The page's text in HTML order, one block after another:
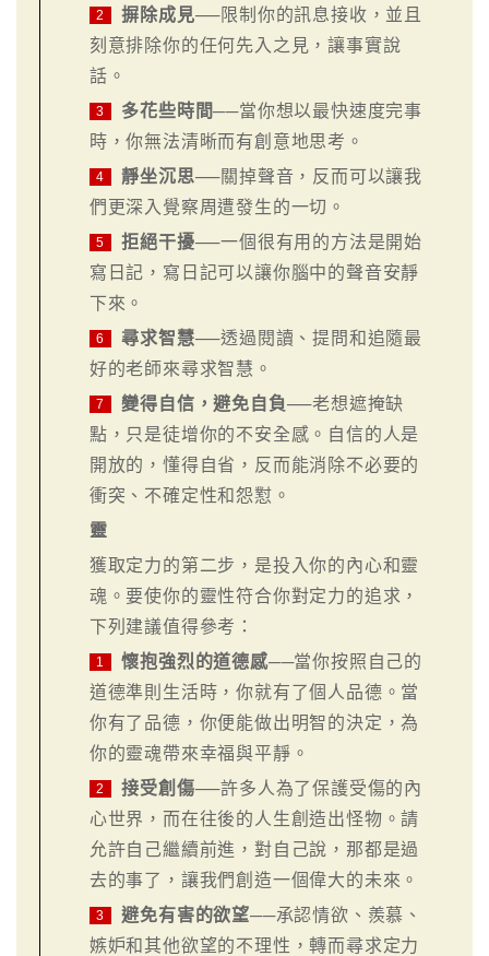
2 摒除成見──限制你的訊息接收，並且
刻意排除你的任何先入之見，讓事實說
話。
3 多花些時間──當你想以最快速度完事
時，你無法清晰而有創意地思考。
4 靜坐沉思──關掉聲音，反而可以讓我
們更深入覺察周遭發生的一切。
5 拒絕干擾──一個很有用的方法是開始
寫日記，寫日記可以讓你腦中的聲音安靜
下來。
6 尋求智慧──透過閱讀、提問和追隨最
好的老師來尋求智慧。
7 變得自信，避免自負──老想遮掩缺
點，只是徒增你的不安全感。自信的人是
開放的，懂得自省，反而能消除不必要的
衝突、不確定性和怨懟。
靈
獲取定力的第二步，是投入你的內心和靈
魂。要使你的靈性符合你對定力的追求，
下列建議值得參考：
1 懷抱強烈的道德感──當你按照自己的
道德準則生活時，你就有了個人品德。當
你有了品德，你便能做出明智的決定，為
你的靈魂帶來幸福與平靜。
2 接受創傷──許多人為了保護受傷的內
心世界，而在往後的人生創造出怪物。請
允許自己繼續前進，對自己說，那都是過
去的事了，讓我們創造一個偉大的未來。
3 避免有害的欲望──承認情欲、羨慕、
嫉妒和其他欲望的不理性，轉而尋求定力